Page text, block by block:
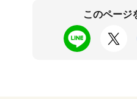
このページ